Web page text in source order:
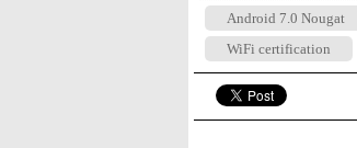
Android 7.0 Nougat
WiFi certification